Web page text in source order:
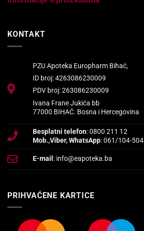
KONTAKT
PZU Apoteka Europharm Bihać,
ID broj: 4263086230009
PDV broj: 263086230009
Ivana Frane Jukića bb
77000 BIHAĆ. Bosna i Hercegovina
Besplatni telefon: 0800 211 12
Mob.,Viber, WhatsApp: 061/104-504
E-mail : info@eapoteka.ba
PRIHVAĆENE KARTICE